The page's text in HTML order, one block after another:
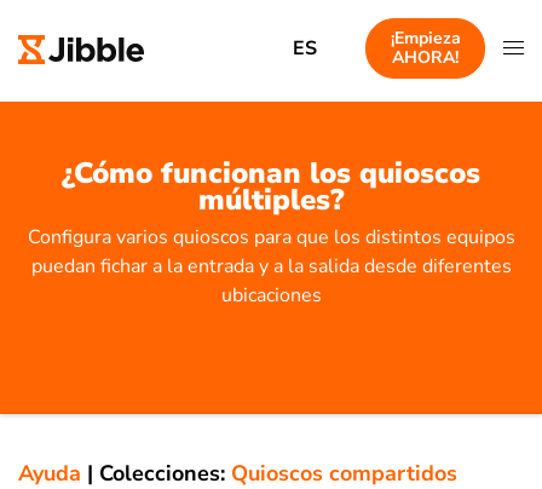
ES
¡Empieza
AHORA!
¿Cómo funcionan los quioscos
múltiples?
Configura varios quioscos para que los distintos equipos
puedan fichar a la entrada y a la salida desde diferentes
ubicaciones
Ayuda | Colecciones: Quioscos compartidos